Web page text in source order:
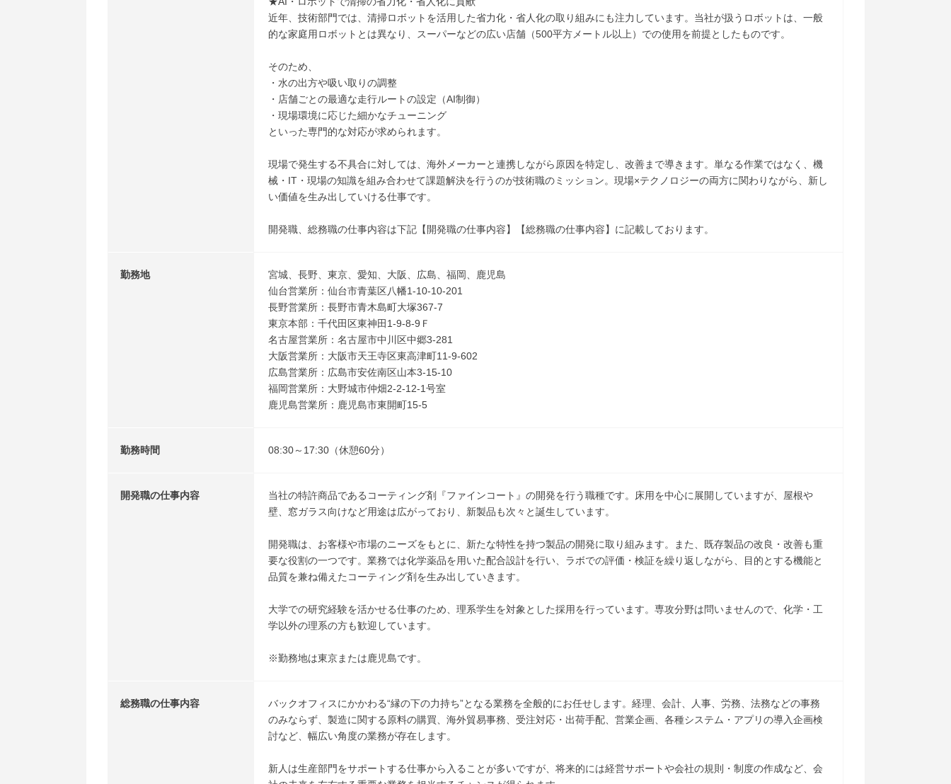
近年、技術部門では、清掃ロボットを活用した省力化・省人化の取り組みにも注力しています。当社が扱うロボットは、一般
的な家庭用ロボットとは異なり、スーパーなどの広い店舗（500平方メートル以上）での使用を前提としたものです。
そのため、
・水の出方や吸い取りの調整
・店舗ごとの最適な走行ルートの設定（AI制御）
・現場環境に応じた細かなチューニング
といった専門的な対応が求められます。
現場で発生する不具合に対しては、海外メーカーと連携しながら原因を特定し、改善まで導きます。単なる作業ではなく、機
械・IT・現場の知識を組み合わせて課題解決を行うのが技術職のミッション。現場×テクノロジーの両方に関わりながら、新し
い価値を生み出していける仕事です。
開発職、総務職の仕事内容は下記【開発職の仕事内容】【総務職の仕事内容】に記載しております。
勤務地
宮城、長野、東京、愛知、大阪、広島、福岡、鹿児島
仙台営業所：仙台市青葉区八幡1-10-10-201
長野営業所：長野市青木島町大塚367-7
東京本部：千代田区東神田1-9-8-9Ｆ
名古屋営業所：名古屋市中川区中郷3-281
大阪営業所：大阪市天王寺区東高津町11-9-602
広島営業所：広島市安佐南区山本3-15-10
福岡営業所：大野城市仲畑2-2-12-1号室
鹿児島営業所：鹿児島市東開町15-5
勤務時間 08:30～17:30（休憩60分）
開発職の仕事内容
当社の特許商品であるコーティング剤『ファインコート』の開発を行う職種です。床用を中心に展開していますが、屋根や
壁、窓ガラス向けなど用途は広がっており、新製品も次々と誕生しています。
開発職は、お客様や市場のニーズをもとに、新たな特性を持つ製品の開発に取り組みます。また、既存製品の改良・改善も重
要な役割の一つです。業務では化学薬品を用いた配合設計を行い、ラボでの評価・検証を繰り返しながら、目的とする機能と
品質を兼ね備えたコーティング剤を生み出していきます。
大学での研究経験を活かせる仕事のため、理系学生を対象とした採用を行っています。専攻分野は問いませんので、化学・工
学以外の理系の方も歓迎しています。
※勤務地は東京または鹿児島です。
総務職の仕事内容
バックオフィスにかかわる“縁の下の力持ち”となる業務を全般的にお任せします。経理、会計、人事、労務、法務などの事務
のみならず、製造に関する原料の購買、海外貿易事務、受注対応・出荷手配、営業企画、各種システム・アプリの導入企画検
討など、幅広い角度の業務が存在します。
新人は生産部門をサポートする仕事から入ることが多いですが、将来的には経営サポートや会社の規則・制度の作成など、会